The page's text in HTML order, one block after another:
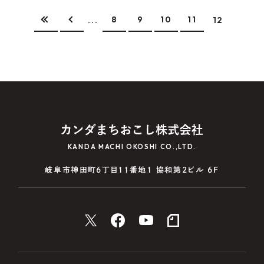
... 8 9 10 11 12
KANDA MACHI OKOSHI CO.,LTD.
岐阜市神田町6丁目11番地1 協和第2ビル 6F